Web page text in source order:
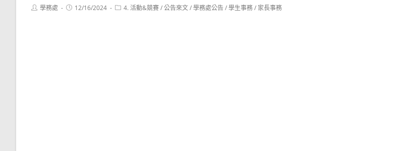
Post學務處
Post12/16/2024
Post4. 活動&競賽/公告來文/學務處公告/學生事務/ 家長事務